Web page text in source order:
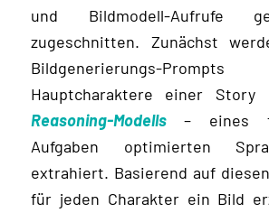
und Bildmodell-Aufrufe
zugeschnitten. Zunächst
Bildgenerierungs-
Hauptcharaktere einer Story
Reasoning-Modells– eines
Aufgaben optimierten
extrahiert. Basierend auf
für jeden Charakter ein Bild